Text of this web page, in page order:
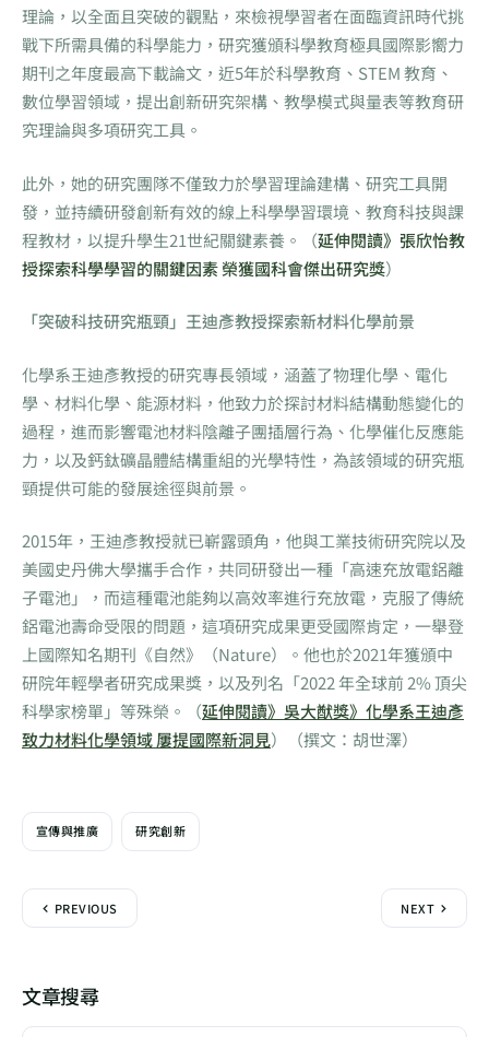
理論，以全面且突破的觀點，來檢視學習者在面臨資訊時代挑
戰下所需具備的科學能力，研究獲頒科學教育極具國際影嚮力
期刊之年度最高下載論文，近5年於科學教育、STEM 教育、
數位學習領域，提出創新研究架構、教學模式與量表等教育研
究理論與多項研究工具。
此外，她的研究團隊不僅致力於學習理論建構、研究工具開
發，並持續研發創新有效的線上科學學習環境、教育科技與課
程教材，以提升學生21世紀關鍵素養。（延伸閱讀》張欣怡教
授探索科學學習的關鍵因素 榮獲國科會傑出研究獎）
「突破科技研究瓶頸」王迪彥教授探索新材料化學前景
化學系王迪彥教授的研究專長領域，涵蓋了物理化學、電化
學、材料化學、能源材料，他致力於探討材料結構動態變化的
過程，進而影響電池材料陰離子團插層行為、化學催化反應能
力，以及鈣鈦礦晶體結構重組的光學特性，為該領域的研究瓶
頸提供可能的發展途徑與前景。
2015年，王迪彥教授就已嶄露頭角，他與工業技術研究院以及
美國史丹佛大學攜手合作，共同研發出一種「高速充放電鋁離
子電池」，而這種電池能夠以高效率進行充放電，克服了傳統
鋁電池壽命受限的問題，這項研究成果更受國際肯定，一舉登
上國際知名期刊《自然》（Nature）。他也於2021年獲頒中
研院年輕學者研究成果獎，以及列名「2022 年全球前 2% 頂尖
科學家榜單」等殊榮。（延伸閱讀》吳大猷獎》化學系王迪彥
致力材料化學領域 屢提國際新洞見）（撰文：胡世澤）
宣傳與推廣 研究創新
PREVIOUS NEXT
文章搜尋